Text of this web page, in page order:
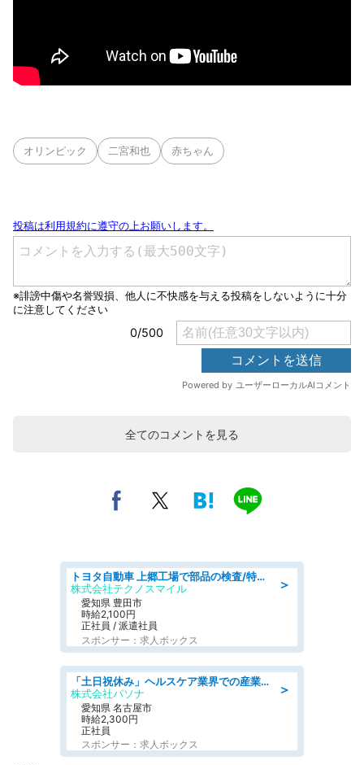
オリンピック 二宮和也 赤ちゃん
全てのコメントを見る
＞
トヨタ自動車 上郷工場で部品の検査/特典168万/tutumi
株式会社テクノスマイル
愛知県 豊田市
時給2,100円
正社員 / 派遣社員
スポンサー：求人ボックス
＞
「土日祝休み」ヘルスケア業界での産業保健師業務/看護師/高時給/未経験OK/要資格:正看護師
株式会社パソナ
愛知県 名古屋市
時給2,300円
正社員
スポンサー：求人ボックス